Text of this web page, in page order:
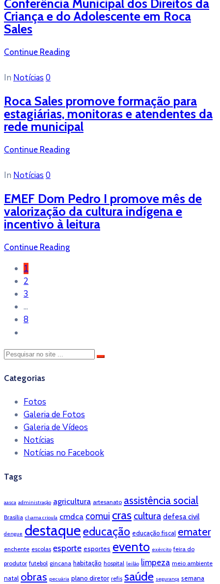
Criança e do Adolescente em Roca
Sales
Continue Reading
In Notícias 0
Roca Sales promove formação para
estagiárias, monitoras e atendentes da
rede municipal
Continue Reading
In Notícias 0
EMEF Dom Pedro I promove mês de
valorização da cultura indígena e
incentivo à leitura
Continue Reading
1
2
3
...
8
Categorias
Fotos
Galeria de Fotos
Galeria de Vídeos
Notícias
Notícias no Facebook
Tags
aasca administração agricultura artesanato assistência social
Brasília chama crioula cmdca comui cras cultura defesa civil
dengue destaqueeducação educação fiscal emater
enchente escolas esporte esportes evento exército feira do
produtor futebol gincana habitação hospital leilão limpeza meio ambiente
natal obras pecuária plano diretor refis saúde segurança semana